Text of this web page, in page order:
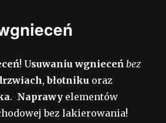
! Usuwaniu wgnieceń bez
,błotniku oraz
. Naprawy elementów
bez lakierowania!